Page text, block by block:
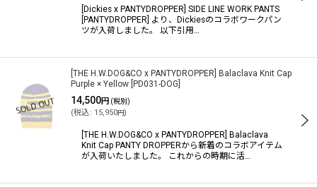
[Dickies x PANTYDROPPER] SIDE LINE WORK PANTS
[PANTYDROPPER] より、Dickiesのコラボワークパン
ツが入荷しました。 以下引用…
[THE H.W.DOG&CO x PANTYDROPPER] Balaclava Knit Cap
Purple × Yellow PD031-DOG
14,500円 (税別)
(税込: 15,950円)
[THE H.W.DOG&CO x PANTYDROPPER] Balaclava
Knit Cap PANTY DROPPERから新着のコラボアイテム
が入荷いたしました。 これからの時期に活…